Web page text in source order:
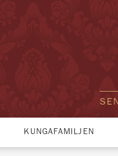
KUNGAFAMILJEN